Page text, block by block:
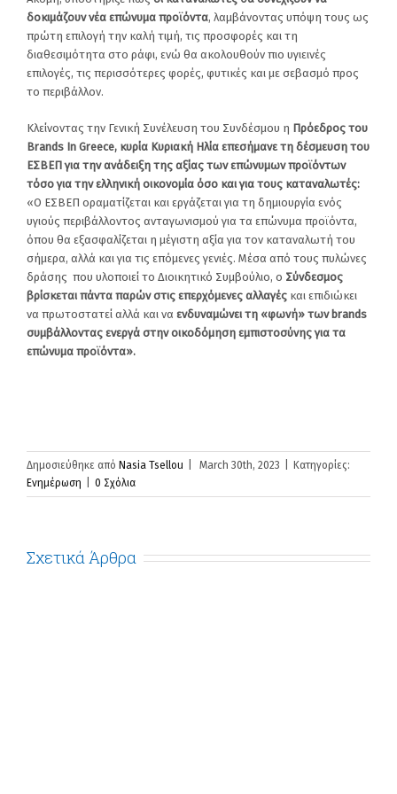
δοκιμάζουν νέα επώνυμα προϊόντα, λαμβάνοντας υπόψη τους ως
πρώτη επιλογή την καλή τιμή, τις προσφορές και τη
διαθεσιμότητα στο ράφι, ενώ θα ακολουθούν πιο υγιεινές
επιλογές, τις περισσότερες φορές, φυτικές και με σεβασμό προς
το περιβάλλον.
Κλείνοντας την Γενική Συνέλευση του Συνδέσμου η Πρόεδρος του
Brands In Greece, κυρία Κυριακή Ηλία επεσήμανε τη δέσμευση του
ΕΣΒΕΠ για την ανάδειξη της αξίας των επώνυμων προϊόντων
τόσο για την ελληνική οικονομία όσο και για τους καταναλωτές:
«Ο ΕΣΒΕΠ οραματίζεται και εργάζεται για τη δημιουργία ενός
υγιούς περιβάλλοντος ανταγωνισμού για τα επώνυμα προϊόντα,
όπου θα εξασφαλίζεται η μέγιστη αξία για τον καταναλωτή του
σήμερα, αλλά και για τις επόμενες γενιές. Μέσα από τους πυλώνες
δράσης που υλοποιεί το Διοικητικό Συμβούλιο, ο Σύνδεσμος
βρίσκεται πάντα παρών στις επερχόμενες αλλαγές και επιδιώκει
να πρωτοστατεί αλλά και να ενδυναμώνει τη «φωνή» των brands
συμβάλλοντας ενεργά στην οικοδόμηση εμπιστοσύνης για τα
επώνυμα προϊόντα».
Δημοσιεύθηκε από Nasia Tsellou March 30th, 2023
Κατηγορίες:
Ενημέρωση
0 Σχόλια
Σχετικά Άρθρα